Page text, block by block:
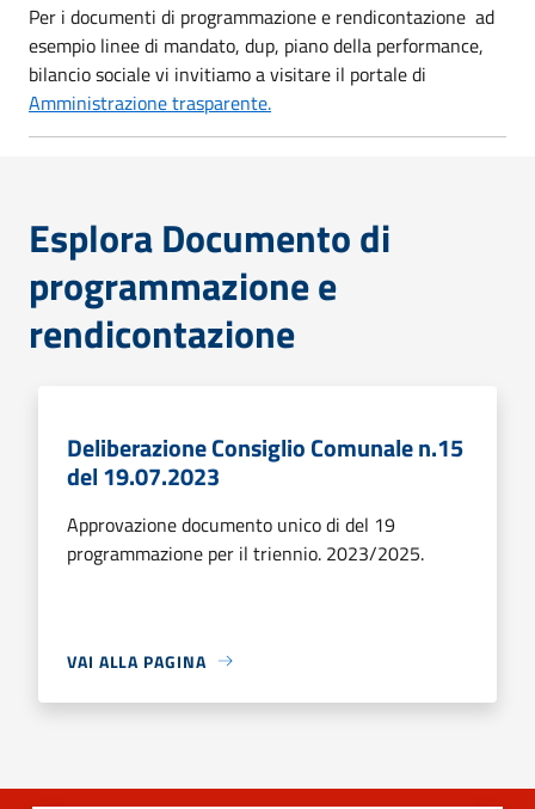
Per i documenti di programmazione e rendicontazione ad
esempio linee di mandato, dup, piano della performance,
bilancio sociale vi invitiamo a visitare il portale di
Amministrazione trasparente.
Esplora Documento di
programmazione e
rendicontazione
Deliberazione Consiglio Comunale n.15
del 19.07.2023
Approvazione documento unico di del 19
programmazione per il triennio. 2023/2025.
VAI ALLA PAGINA